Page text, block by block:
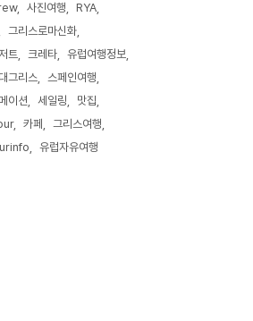
사진여행
RYA
그리스로마신화
트 크레타
유럽여행정보
그리스
스페인여행
이션 세일링
맛집
카페
그리스여행
유럽자유여행